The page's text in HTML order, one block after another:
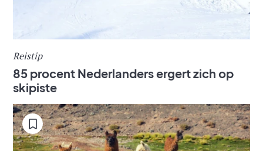
Reistip
85 procent Nederlanders ergert zich op
skipiste